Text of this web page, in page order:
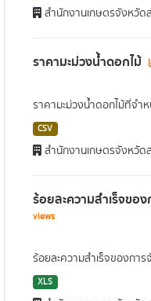
สำนักงานเกษตรจังหวัด
ราคามะม่วงน้ำดอกไม้
ราคามะม่วงน้ำดอกไม้ที่จำ
CSV
สำนักงานเกษตรจังหวัด
ร้อยละความสำเร็จขอ
views
ร้อยละความสำเร็จของกา
XLS